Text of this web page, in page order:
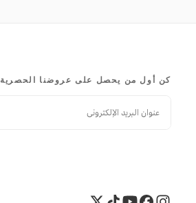
كن أول من يحصل على عروضنا الحصرية
الإلكتروني